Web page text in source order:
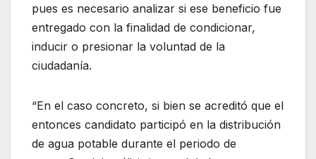
pues es necesario analizar si ese beneficio fue
entregado con la finalidad de condicionar,
inducir o presionar la voluntad de la
ciudadanía.
“En el caso concreto, si bien se acreditó que el
entonces candidato participó en la distribución
de agua potable durante el periodo de